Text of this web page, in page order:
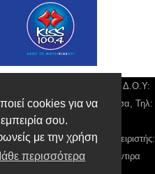
cookies για να
σου.
με την χρήση
περισσότερα
Media, ΑΦΜ: 043750542, Δ.Ο.Υ:
36 τ.κ 41222 Λάρισα, Τηλ:
news@larisanews.gr
Ιδιοκτήτης και Διαχειριστής:
Γιαννουσά Βασιλική, Διευθύντιρα